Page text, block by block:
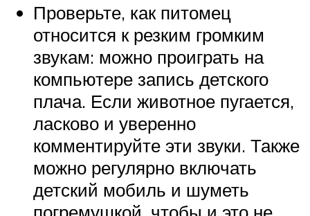
Проверьте, как питомец
относится к резким громким
звукам: можно проиграть на
компьютере запись детского
плача. Если животное пугается,
ласково и уверенно
комментируйте эти звуки. Также
можно регулярно включать
детский мобиль и шуметь